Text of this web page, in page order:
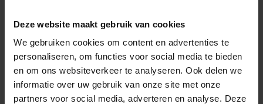
Deze website maakt gebruik van cookies
We gebruiken cookies om content en advertenties te
personaliseren, om functies voor social media te bieden
en om ons websiteverkeer te analyseren. Ook delen we
informatie over uw gebruik van onze site met onze
partners voor social media, adverteren en analyse. Deze
Ergänzende Produkte
SOMFY
Somfy Solus-Rohrmotor
Auf Lager
137,95